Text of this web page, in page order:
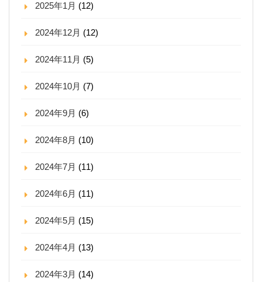
2025年1月 (12)
2024年12月 (12)
2024年11月 (5)
2024年10月 (7)
2024年9月 (6)
2024年8月 (10)
2024年7月 (11)
2024年6月 (11)
2024年5月 (15)
2024年4月 (13)
2024年3月 (14)